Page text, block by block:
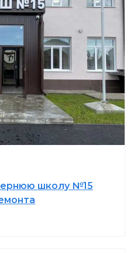
школу №15